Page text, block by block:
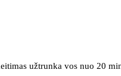
užtrunka vos nuo 20